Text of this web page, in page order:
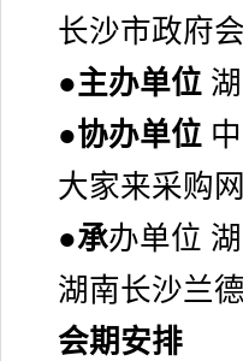
长沙市政府
●主办单位
●协办单位
大家来采购网
●承办单位
湖南长沙兰
会期安排